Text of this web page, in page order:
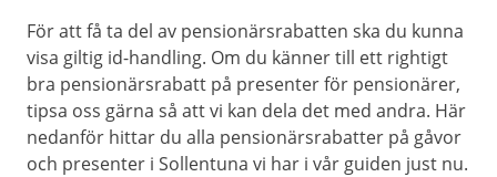
För att få ta del av pensionärsrabatten ska du kunna
visa giltig id-handling. Om du känner till ett rightigt
bra pensionärsrabatt på presenter för pensionärer,
tipsa oss gärna så att vi kan dela det med andra. Här
nedanför hittar du alla pensionärsrabatter på gåvor
och presenter i Sollentuna vi har i vår guiden just nu.